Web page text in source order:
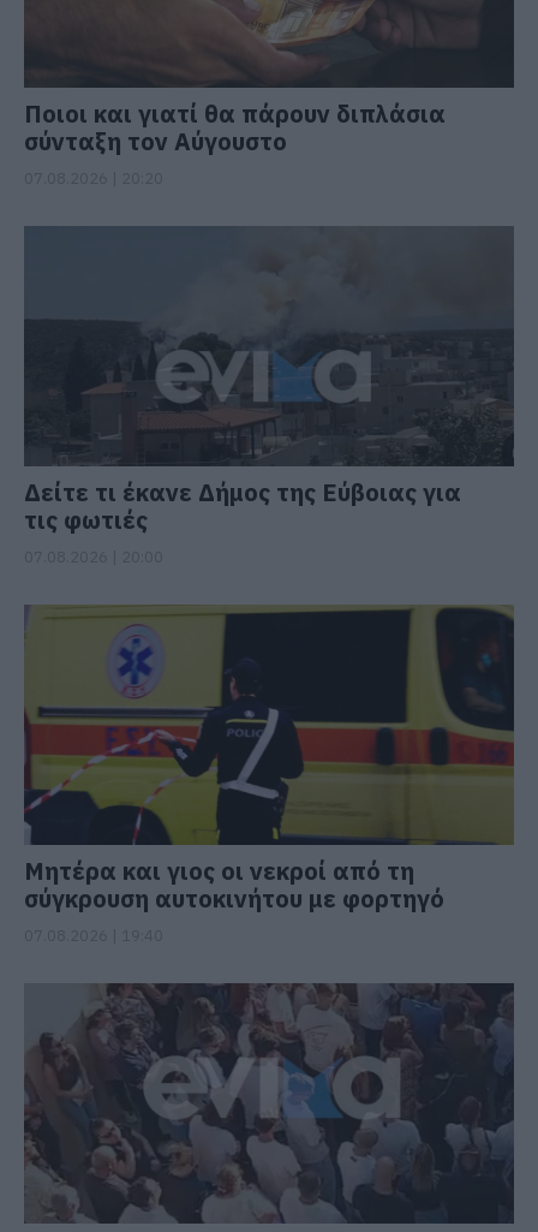
Ποιοι και γιατί θα πάρουν διπλάσια
σύνταξη τον Αύγουστο
Δείτε τι έκανε Δήμος της Εύβοιας για
τις φωτιές
Μητέρα και γιος οι νεκροί από τη
σύγκρουση αυτοκινήτου με φορτηγό